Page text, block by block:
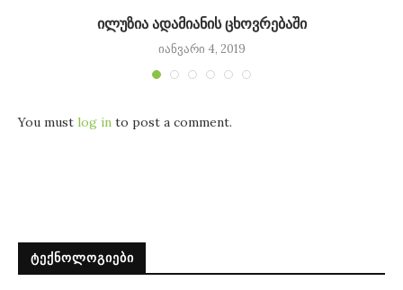
ილუზია ადამიანის ცხოვრებაში
იანვარი 4, 2019
You must log in to post a comment.
ᲢᲔᲥᲜᲝᲚᲝᲒᲘᲔᲑᲘ